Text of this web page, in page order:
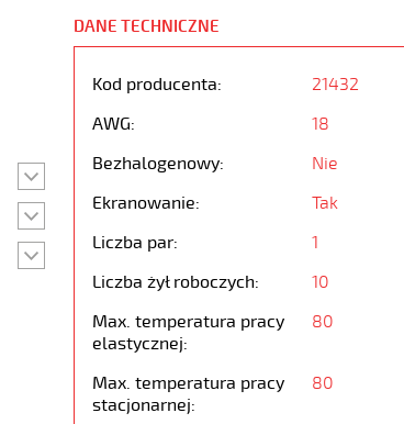
DANE TECHNICZNE
Kod producenta:
21432
AWG:
18
Bezhalogenowy:
Nie
Ekranowanie:
Tak
Liczba par:
1
Liczba żył roboczych:
10
Max. temperatura pracy
elastycznej:
80
Max. temperatura pracy
stacjonarnej:
80